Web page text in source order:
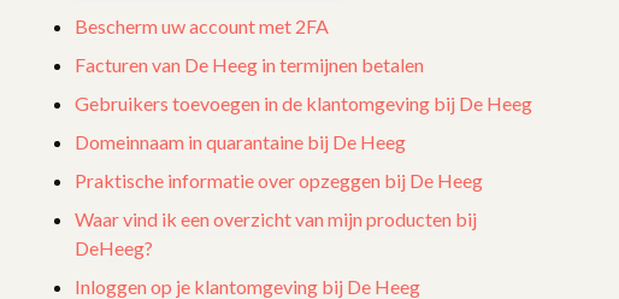
Bescherm uw account met 2FA
Facturen van De Heeg in termijnen betalen
Gebruikers toevoegen in de klantomgeving bij De Heeg
Domeinnaam in quarantaine bij De Heeg
Praktische informatie over opzeggen bij De Heeg
Waar vind ik een overzicht van mijn producten bij
DeHeeg?
Inloggen op je klantomgeving bij De Heeg